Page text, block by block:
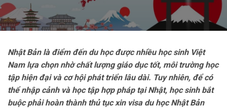
Nhật Bản là điểm đến du học được nhiều học sinh Việt
Nam lựa chọn nhờ chất lượng giáo dục tốt, môi trường học
tập hiện đại và cơ hội phát triển lâu dài. Tuy nhiên, để có
thể nhập cảnh và học tập hợp pháp tại Nhật, học sinh bắt
buộc phải hoàn thành thủ tục xin visa du học Nhật Bản